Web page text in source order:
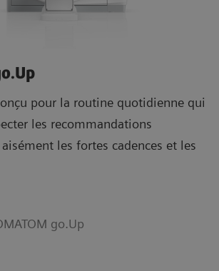
pour la routine quotidienne qui
les recommandations
les fortes cadences et les
go.Up